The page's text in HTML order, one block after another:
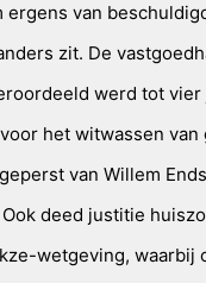
ergens van
zit. De
werd tot vier
het witwassen van
van Willem
deed justitie
wetgeving, waarbij